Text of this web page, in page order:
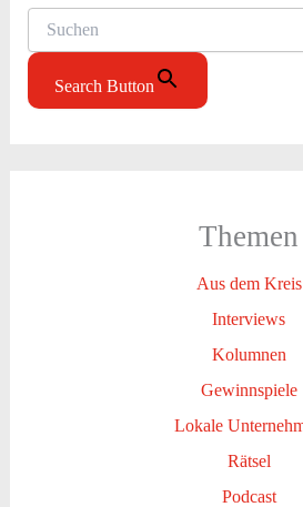
Search Button
Themen
Aus dem Kreis
Interviews
Kolumnen
Gewinnspiele
Lokale
Rätsel
Podcast